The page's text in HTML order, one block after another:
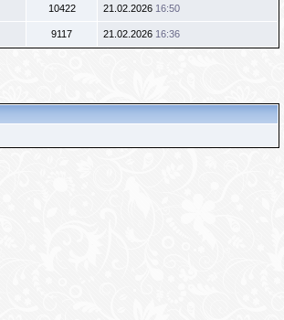
10422 21.02.2026 16:50
9117 21.02.2026 16:36